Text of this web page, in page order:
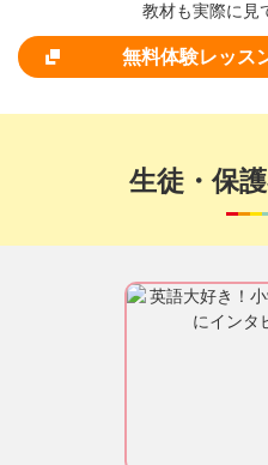
教材も実際に見
無料体験レッス
生徒・保